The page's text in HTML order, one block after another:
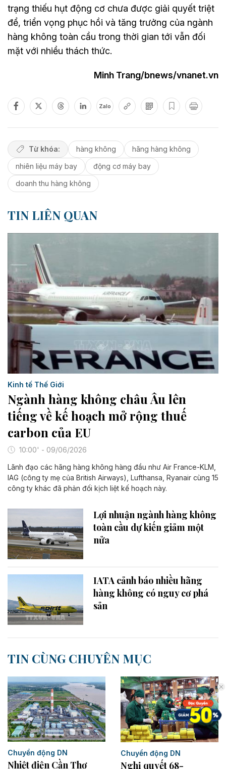
trạng thiếu hụt động cơ chưa được giải quyết triệt
để, triển vọng phục hồi và tăng trưởng của ngành
hàng không toàn cầu trong thời gian tới vẫn đối
mặt với nhiều thách thức.
Minh Trang/bnews/vnanet.vn
Zalo
Từ khóa: hàng không
hãng hàng không
nhiên liệu máy bay
động cơ máy bay
doanh thu hàng không
TIN LIÊN QUAN
Kinh tế Thế Giới
Ngành hàng không châu Âu lên
tiếng về kế hoạch mở rộng thuế
carbon của EU
10:00' - 09/06/2026
Lãnh đạo các hãng hàng không hàng đầu như Air France-KLM,
IAG (công ty mẹ của British Airways), Lufthansa, Ryanair cùng 15
công ty khác đã phản đối kịch liệt kế hoạch này.
Lợi nhuận ngành hàng không
toàn cầu dự kiến giảm một
nửa
IATA cảnh báo nhiều hãng
hàng không có nguy cơ phá
sản
TIN CÙNG CHUYÊN MỤC
Chuyển động DN
Nhiệt điện Cần Thơ
Chuyển động DN
Nghị quyết 68-